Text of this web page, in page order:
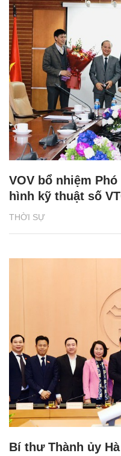
THỜI SỰ
VOV bổ nhiệm
hình kỹ thuật số
Bí thư Thành ủy